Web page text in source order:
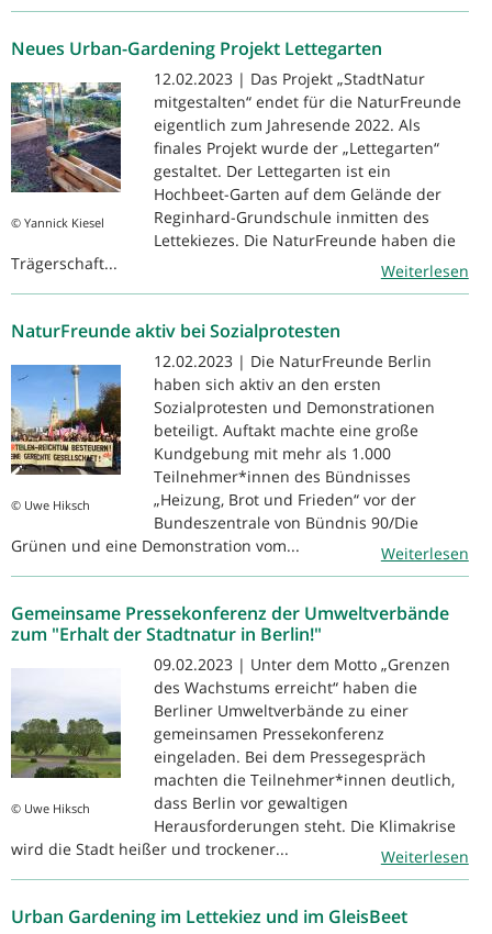
Neues Urban-Gardening Projekt Lettegarten
© Yannick Kiesel
12.02.2023 | Das Projekt „StadtNatur
mitgestalten“ endet für die NaturFreunde
eigentlich zum Jahresende 2022. Als
finales Projekt wurde der „Lettegarten“
gestaltet. Der Lettegarten ist ein
Hochbeet-Garten auf dem Gelände der
Reginhard-Grundschule inmitten des
Lettekiezes. Die NaturFreunde haben die
Trägerschaft...
Weiterlesen
NaturFreunde aktiv bei Sozialprotesten
© Uwe Hiksch
12.02.2023 | Die NaturFreunde Berlin
haben sich aktiv an den ersten
Sozialprotesten und Demonstrationen
beteiligt. Auftakt machte eine große
Kundgebung mit mehr als 1.000
Teilnehmer*innen des Bündnisses
„Heizung, Brot und Frieden“ vor der
Bundeszentrale von Bündnis 90/Die
Grünen und eine Demonstration vom...
Weiterlesen
Gemeinsame Pressekonferenz der Umweltverbände
zum "Erhalt der Stadtnatur in Berlin!"
© Uwe Hiksch
09.02.2023 | Unter dem Motto „Grenzen
des Wachstums erreicht“ haben die
Berliner Umweltverbände zu einer
gemeinsamen Pressekonferenz
eingeladen. Bei dem Pressegespräch
machten die Teilnehmer*innen deutlich,
dass Berlin vor gewaltigen
Herausforderungen steht. Die Klimakrise
wird die Stadt heißer und trockener...
Weiterlesen
Urban Gardening im Lettekiez und im GleisBeet